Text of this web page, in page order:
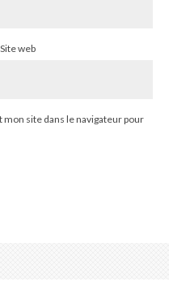
Site web
site dans le navigateur pour